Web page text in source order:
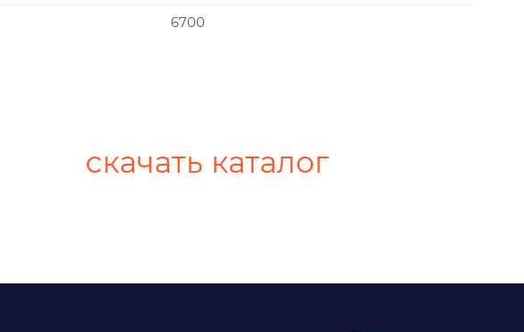
6700
скачать каталог